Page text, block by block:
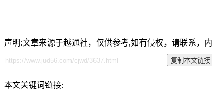
声明:文章来源于越通社，仅供参考,如有侵权，请联系，
本文关键词链接: